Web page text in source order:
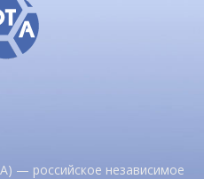
— российское независимое